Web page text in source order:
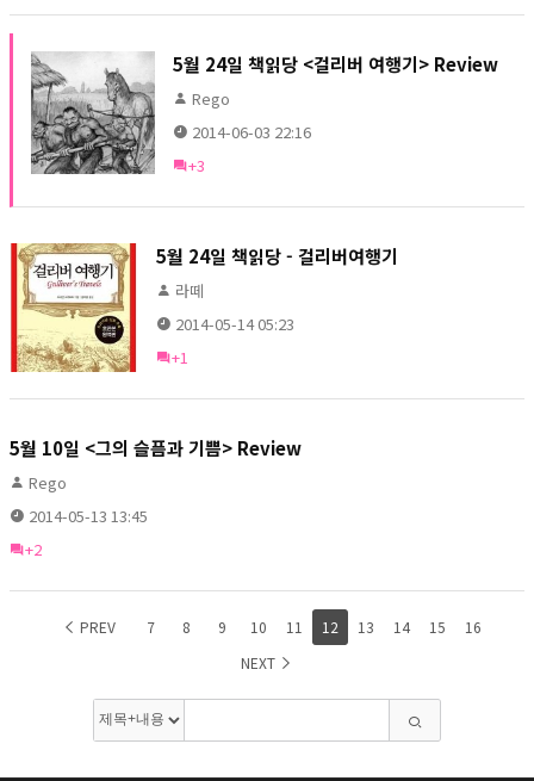
5월 24일 책읽당 <걸리버 여행기> Review
Rego
2014-06-03 22:16
+3
5월 24일 책읽당 - 걸리버여행기
라떼
2014-05-14 05:23
+1
5월 10일 <그의 슬픔과 기쁨> Review
Rego
2014-05-13 13:45
+2
PREV 7 8 9 10 11 12 13 14 15
16
NEXT